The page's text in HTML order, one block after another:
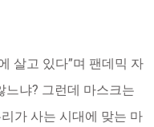
살고 있다”며 팬데믹 자
느냐? 그런데 마스크는
가 사는 시대에 맞는 마